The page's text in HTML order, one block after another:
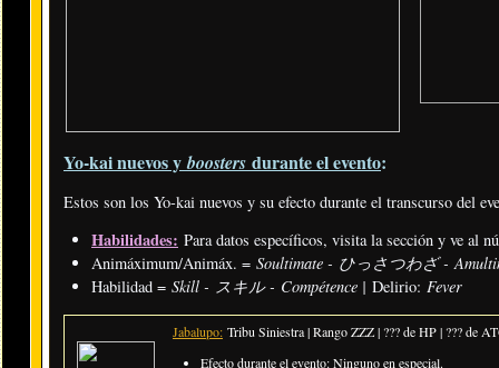
Yo-kai nuevos yboosters durante el evento:
Estos son los Yo-kai nuevos y su efecto durante el transcurso del
Habilidades: Para datos específicos, visita la sección y ve al
Animáximum/Animáx. = Soultimate - ひっさつわざ -
Habilidad = Skill - スキル - Compétence | Delirio: Fever
Jabalupo: Tribu Siniestra | Rango ZZZ | ??? de HP | ??? de
Efecto durante el evento: Ninguno en especial.